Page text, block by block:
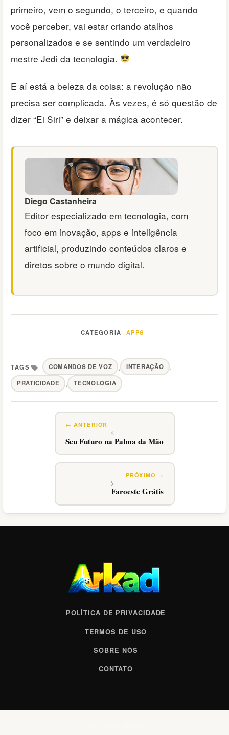
primeiro, vem o segundo, o terceiro, e quando
você perceber, vai estar criando atalhos
personalizados e se sentindo um verdadeiro
mestre Jedi da tecnologia.
E aí está a beleza da coisa: a revolução não
precisa ser complicada. Às vezes, é só questão de
dizer “Ei Siri” e deixar a mágica acontecer.
Diego Castanheira
Editor especializado em tecnologia, com
foco em inovação, apps e inteligência
artificial, produzindo conteúdos claros e
diretos sobre o mundo digital.
Categorias APPS
Tags
COMANDOS DE VOZ , INTERAÇÃO ,
PRATICIDADE , TECNOLOGIA
Seu Futuro na Palma da Mão
Faroeste Grátis
POLÍTICA DE PRIVACIDADE
TERMOS DE USO
SOBRE NÓS
CONTATO